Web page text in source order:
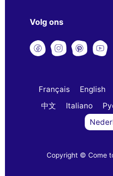
Volg ons
Français English
中文
Italiano
Copyright © Come